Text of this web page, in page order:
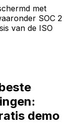
met
SOC 2
van de ISO
demo